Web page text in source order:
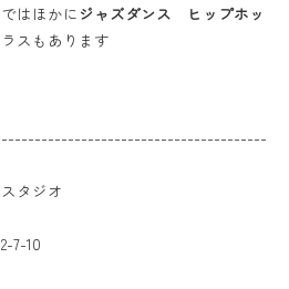
はほかにジャズダンス ヒップホッ
スもあります
タジオ
7-10